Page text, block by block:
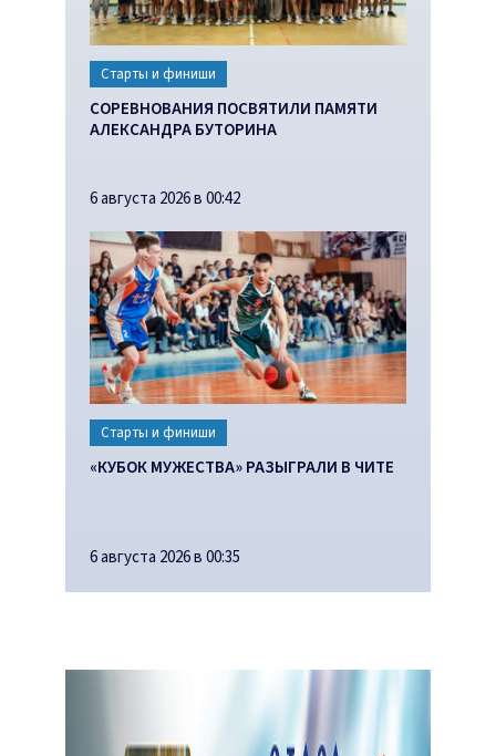
Старты и финиши
СОРЕВНОВАНИЯ ПОСВЯТИЛИ ПАМЯТИ
АЛЕКСАНДРА БУТОРИНА
6 августа 2026 в 00:42
Старты и финиши
«КУБОК МУЖЕСТВА» РАЗЫГРАЛИ В ЧИТЕ
6 августа 2026 в 00:35